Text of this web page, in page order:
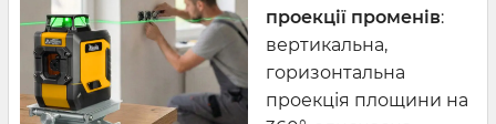
проекції променів:
вертикальна,
горизонтальна
проекція площини на